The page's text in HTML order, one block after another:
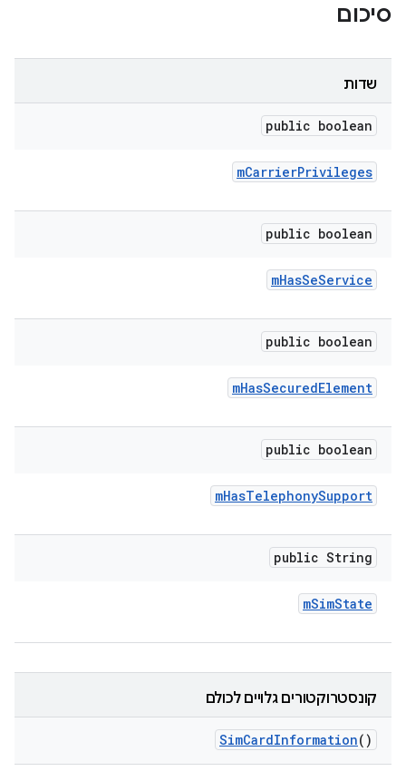
סיכום
שדות
public boolean
mCarrierPrivileges
public boolean
mHasSeService
public boolean
mHasSecuredElement
public boolean
mHasTelephonySupport
public String
mSimState
קונסטרוקטורים גלויים לכולם
SimCardInformation()